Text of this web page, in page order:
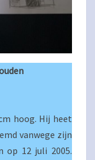
hoog. Hij heet
vanwege zijn
op 12 juli 2005.